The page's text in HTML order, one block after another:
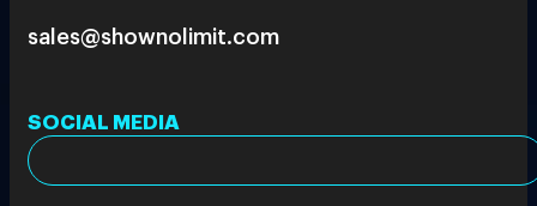
sales@shownolimit.com
SOCIAL MEDIA